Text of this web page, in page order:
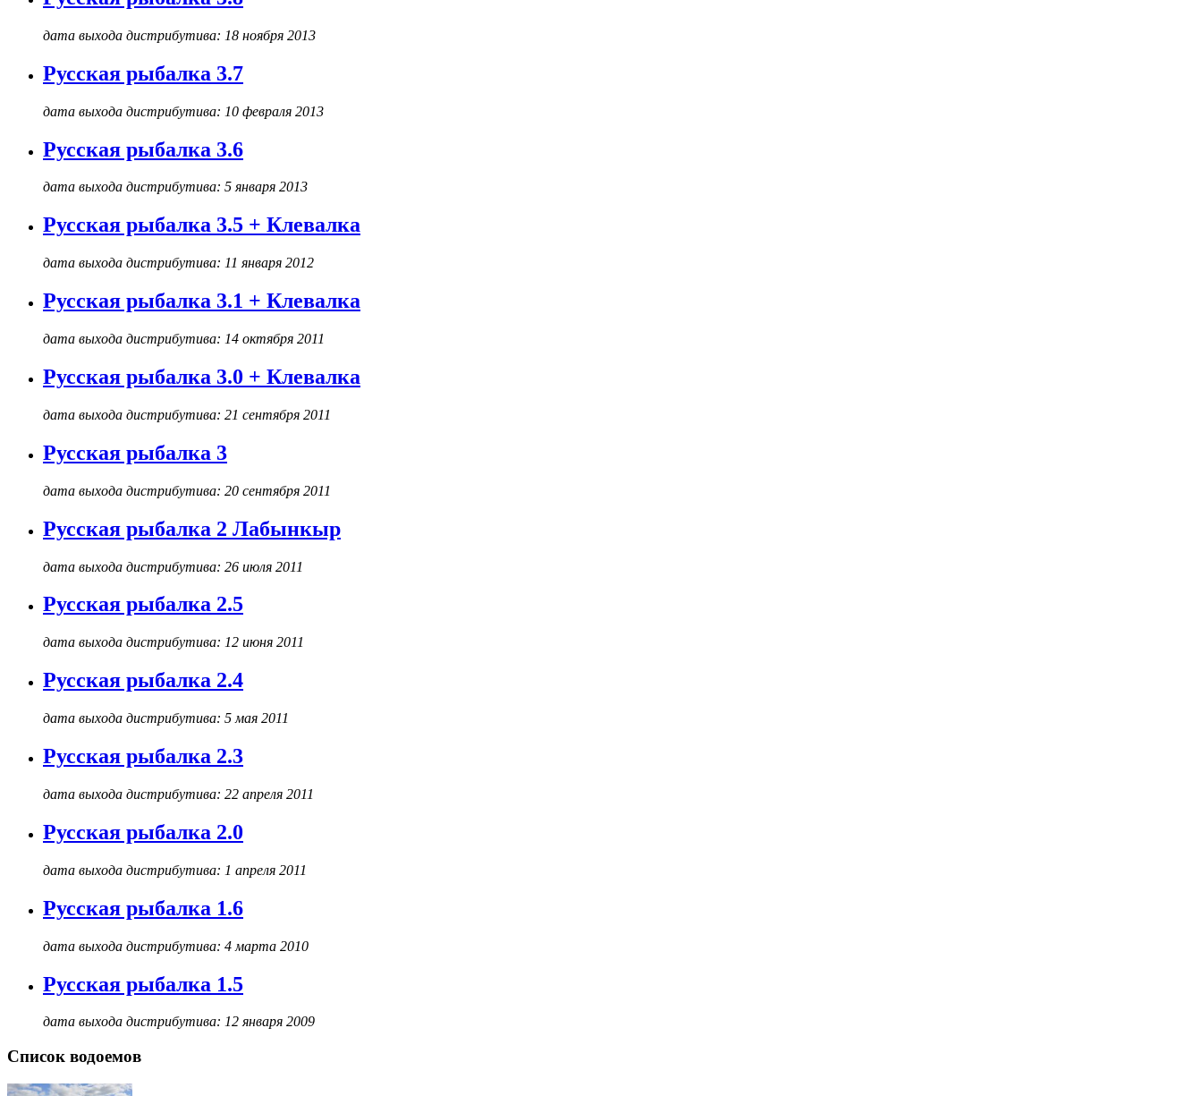
дата выхода дистрибутива: 18 ноября 2013
Русская рыбалка 3.7
дата выхода дистрибутива: 10 февраля 2013
Русская рыбалка 3.6
дата выхода дистрибутива: 5 января 2013
Русская рыбалка 3.5 + Клевалка
дата выхода дистрибутива: 11 января 2012
Русская рыбалка 3.1 + Клевалка
дата выхода дистрибутива: 14 октября 2011
Русская рыбалка 3.0 + Клевалка
дата выхода дистрибутива: 21 сентября 2011
Русская рыбалка 3
дата выхода дистрибутива: 20 сентября 2011
Русская рыбалка 2 Лабынкыр
дата выхода дистрибутива: 26 июля 2011
Русская рыбалка 2.5
дата выхода дистрибутива: 12 июня 2011
Русская рыбалка 2.4
дата выхода дистрибутива: 5 мая 2011
Русская рыбалка 2.3
дата выхода дистрибутива: 22 апреля 2011
Русская рыбалка 2.0
дата выхода дистрибутива: 1 апреля 2011
Русская рыбалка 1.6
дата выхода дистрибутива: 4 марта 2010
Русская рыбалка 1.5
дата выхода дистрибутива: 12 января 2009
Список водоемов